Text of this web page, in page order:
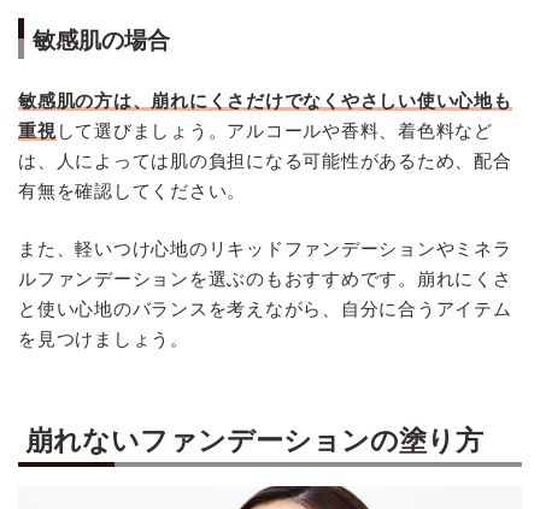
敏感肌の場合
敏感肌の方は、崩れにくさだけでなくやさしい使い心地も
重視 して選びましょう。アルコールや香料、着色料など
は、人によっては肌の負担になる可能性があるため、配合
有無を確認してください。
また、軽いつけ心地のリキッドファンデーションやミネラ
ルファンデーションを選ぶのもおすすめです。崩れにくさ
と使い心地のバランスを考えながら、自分に合うアイテム
を見つけましょう。
崩れないファンデーションの塗り方